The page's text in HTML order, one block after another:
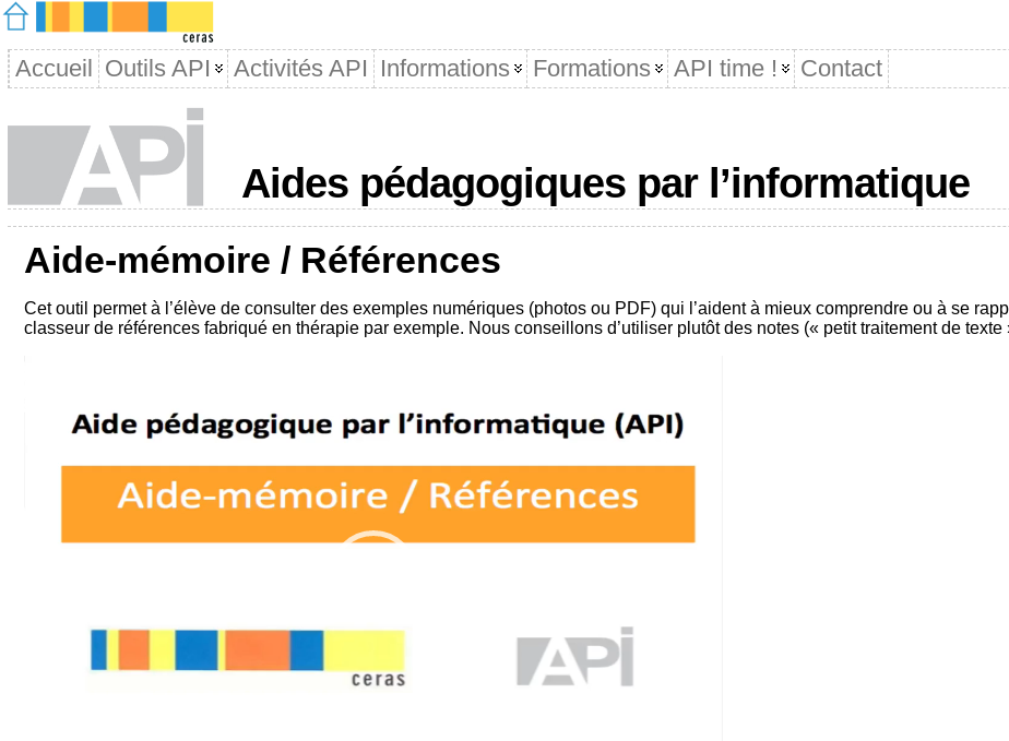
Accueil Outils API Activités API Informations Formations API time ! Contact
Aides pédagogiques par l’informatique
Aide-mémoire / Références
Cet outil permet à l’élève de consulter des exemples numériques (photos ou PDF) qui l’aident à mieux comprendre ou à se
classeur de références fabriqué en thérapie par exemple. Nous conseillons d’utiliser plutôt des notes (« petit traitement de